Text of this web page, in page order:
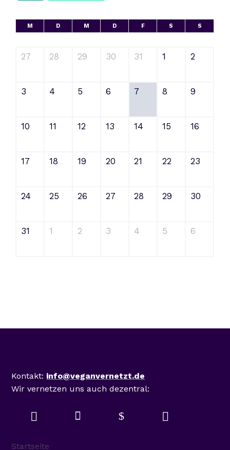
M D M D F S S
27 28 29 30 31 1 2
3 4 5 6 7 8 9
10 11 12 13 14 15 16
17 18 19 20 21 22 23
24 25 26 27 28 29 30
31 1 2 3 4 5 6
Kontakt: info@veganvernetzt.de
Wir vernetzen uns auch dezentral:
  $ 
Startseite